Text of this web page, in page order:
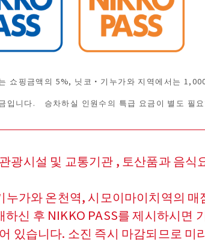
쇼핑금액의 5%, 닛코・기누가와 지역에서는
입니다. 승차하실 인원수의 특급 요금이 별도 필
광시설 및 교통기관 , 토산품과 음식
가와 온천역, 시모이마이치역의 매
신 후 NIKKO PASS를 제시하시면
있습니다. 소진 즉시 마감되므로 미